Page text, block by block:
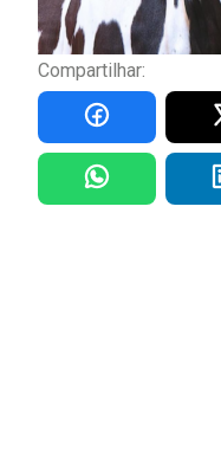
Compartilhar: